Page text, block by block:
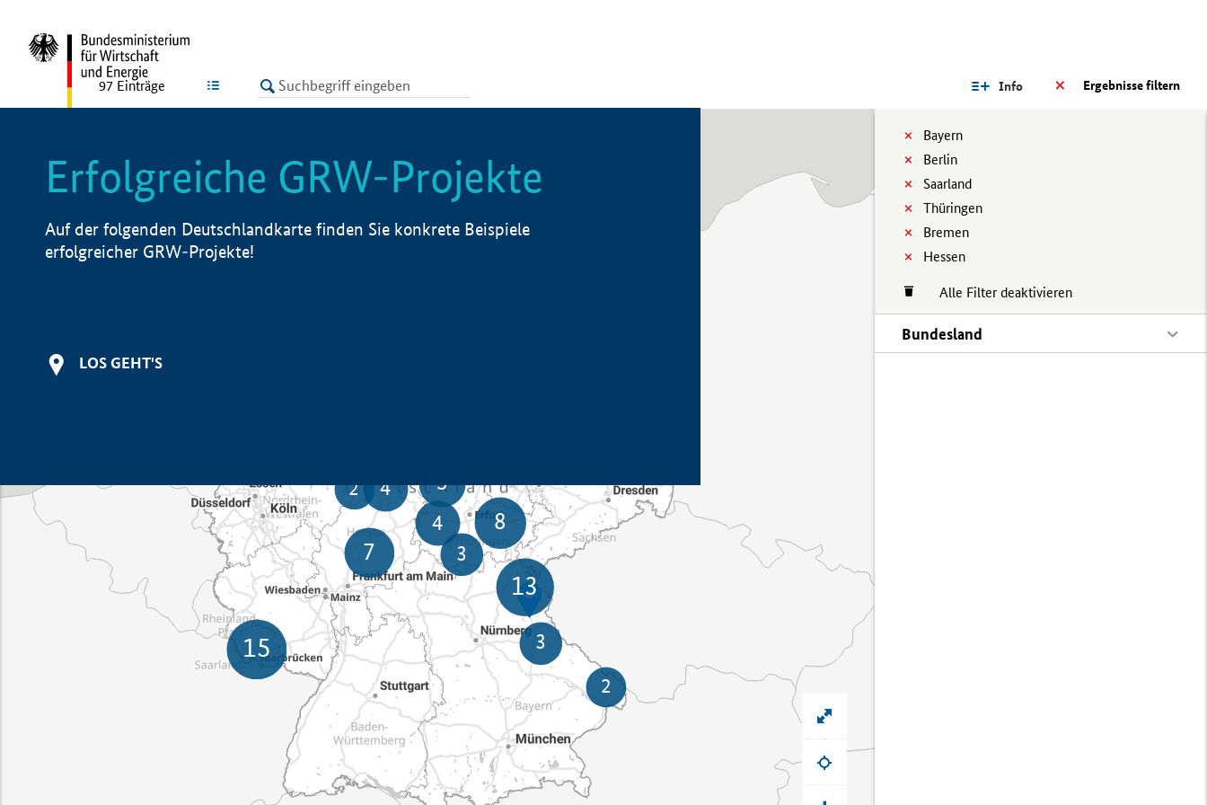
LISTE Ergebnisse filtern
Info
Bayern
Berlin
Saarland
Thüringen
Bremen
Hessen
Alle Filter deaktivieren
Bundesland
97 Einträge
Erfolgreiche GRW-Projekte
Auf der folgenden Deutschlandkarte finden Sie konkrete Beispiele
erfolgreicher GRW-Projekte!
LOS GEHT'S